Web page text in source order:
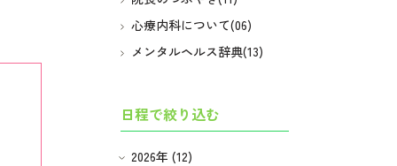
心療内科について(06)
メンタルヘルス辞典(13)
日程で絞り込む
2026年 (12)